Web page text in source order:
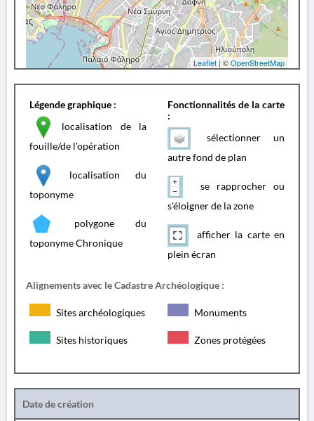
Leaflet | ©OpenStreetMap
Légende graphique :
localisation de la
fouille/de l'opération
localisation du
toponyme
polygone du
toponyme Chronique
Fonctionnalités de la carte
:
sélectionner un
autre fond de plan
se rapprocher ou
s'éloigner de la zone
afficher la carte en
plein écran
Alignements avec le Cadastre Archéologique :
Sites archéologiques Monuments
Sites historiques Zones protégées
Date de création